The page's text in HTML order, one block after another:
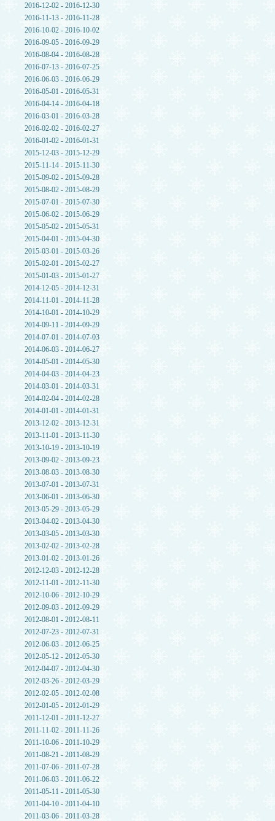
2016-12-02 - 2016-12-30
2016-11-13 - 2016-11-28
2016-10-02 - 2016-10-02
2016-09-05 - 2016-09-29
2016-08-04 - 2016-08-28
2016-07-13 - 2016-07-25
2016-06-03 - 2016-06-29
2016-05-01 - 2016-05-31
2016-04-14 - 2016-04-18
2016-03-01 - 2016-03-28
2016-02-02 - 2016-02-27
2016-01-02 - 2016-01-31
2015-12-03 - 2015-12-29
2015-11-14 - 2015-11-30
2015-09-02 - 2015-09-28
2015-08-02 - 2015-08-29
2015-07-01 - 2015-07-30
2015-06-02 - 2015-06-29
2015-05-02 - 2015-05-31
2015-04-01 - 2015-04-30
2015-03-01 - 2015-03-26
2015-02-01 - 2015-02-27
2015-01-03 - 2015-01-27
2014-12-05 - 2014-12-31
2014-11-01 - 2014-11-28
2014-10-01 - 2014-10-29
2014-09-11 - 2014-09-29
2014-07-01 - 2014-07-03
2014-06-03 - 2014-06-27
2014-05-01 - 2014-05-30
2014-04-03 - 2014-04-23
2014-03-01 - 2014-03-31
2014-02-04 - 2014-02-28
2014-01-01 - 2014-01-31
2013-12-02 - 2013-12-31
2013-11-01 - 2013-11-30
2013-10-19 - 2013-10-19
2013-09-02 - 2013-09-23
2013-08-03 - 2013-08-30
2013-07-01 - 2013-07-31
2013-06-01 - 2013-06-30
2013-05-29 - 2013-05-29
2013-04-02 - 2013-04-30
2013-03-05 - 2013-03-30
2013-02-02 - 2013-02-28
2013-01-02 - 2013-01-26
2012-12-03 - 2012-12-28
2012-11-01 - 2012-11-30
2012-10-06 - 2012-10-29
2012-09-03 - 2012-09-29
2012-08-01 - 2012-08-11
2012-07-23 - 2012-07-31
2012-06-03 - 2012-06-25
2012-05-12 - 2012-05-30
2012-04-07 - 2012-04-30
2012-03-26 - 2012-03-29
2012-02-05 - 2012-02-08
2012-01-05 - 2012-01-29
2011-12-01 - 2011-12-27
2011-11-02 - 2011-11-26
2011-10-06 - 2011-10-29
2011-08-21 - 2011-08-29
2011-07-06 - 2011-07-28
2011-06-03 - 2011-06-22
2011-05-11 - 2011-05-30
2011-04-10 - 2011-04-10
2011-03-06 - 2011-03-28